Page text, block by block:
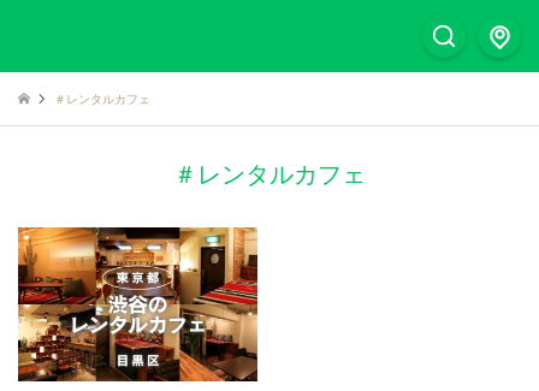
＃レンタルカフェ
＃レンタルカフェ